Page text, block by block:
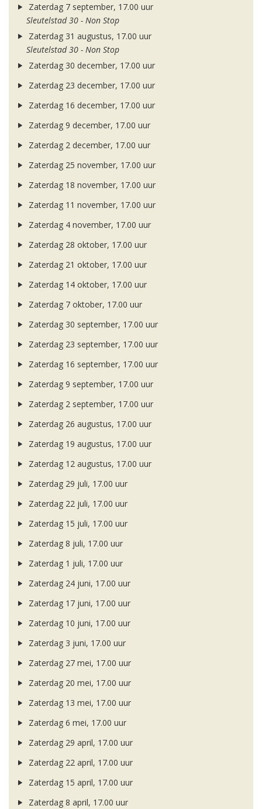
Zaterdag 7 september, 17.00 uur
Sleutelstad 30 - Non Stop
Zaterdag 31 augustus, 17.00 uur
Sleutelstad 30 - Non Stop
Zaterdag 30 december, 17.00 uur
Zaterdag 23 december, 17.00 uur
Zaterdag 16 december, 17.00 uur
Zaterdag 9 december, 17.00 uur
Zaterdag 2 december, 17.00 uur
Zaterdag 25 november, 17.00 uur
Zaterdag 18 november, 17.00 uur
Zaterdag 11 november, 17.00 uur
Zaterdag 4 november, 17.00 uur
Zaterdag 28 oktober, 17.00 uur
Zaterdag 21 oktober, 17.00 uur
Zaterdag 14 oktober, 17.00 uur
Zaterdag 7 oktober, 17.00 uur
Zaterdag 30 september, 17.00 uur
Zaterdag 23 september, 17.00 uur
Zaterdag 16 september, 17.00 uur
Zaterdag 9 september, 17.00 uur
Zaterdag 2 september, 17.00 uur
Zaterdag 26 augustus, 17.00 uur
Zaterdag 19 augustus, 17.00 uur
Zaterdag 12 augustus, 17.00 uur
Zaterdag 29 juli, 17.00 uur
Zaterdag 22 juli, 17.00 uur
Zaterdag 15 juli, 17.00 uur
Zaterdag 8 juli, 17.00 uur
Zaterdag 1 juli, 17.00 uur
Zaterdag 24 juni, 17.00 uur
Zaterdag 17 juni, 17.00 uur
Zaterdag 10 juni, 17.00 uur
Zaterdag 3 juni, 17.00 uur
Zaterdag 27 mei, 17.00 uur
Zaterdag 20 mei, 17.00 uur
Zaterdag 13 mei, 17.00 uur
Zaterdag 6 mei, 17.00 uur
Zaterdag 29 april, 17.00 uur
Zaterdag 22 april, 17.00 uur
Zaterdag 15 april, 17.00 uur
Zaterdag 8 april, 17.00 uur